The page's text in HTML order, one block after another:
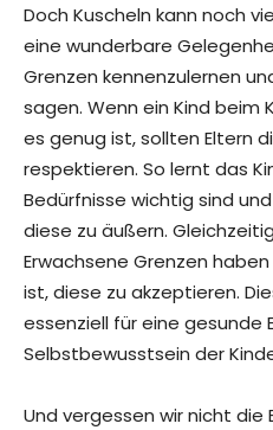
Doch Kuscheln kann noch
eine wunderbare
Grenzen kennenzulernen
sagen. Wenn ein Kind beim
es genug ist, sollten Eltern
respektieren. So lernt das
Bedürfnisse wichtig sind
diese zu äußern.
Erwachsene Grenzen
ist, diese zu akzeptieren.
essenziell für eine gesunde
Selbstbewusstsein der
Und vergessen wir nicht die